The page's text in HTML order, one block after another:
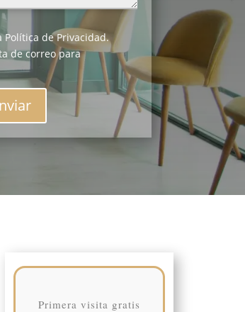
Política de Privacidad.
de correo para
Primera visita gratis